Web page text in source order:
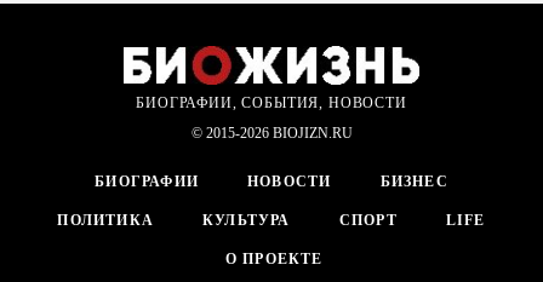
БИОГРАФИИ, СОБЫТИЯ, НОВОСТИ
© 2015-2026 BIOJIZN.RU
БИОГРАФИИ НОВОСТИ БИЗНЕС
ПОЛИТИКА КУЛЬТУРА СПОРТ LIFE
О ПРОЕКТЕ